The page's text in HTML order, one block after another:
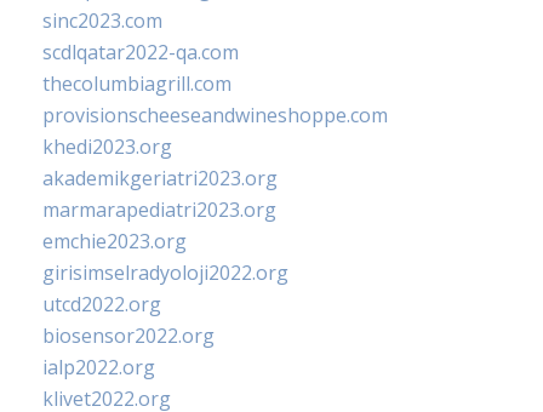
sinc2023.com
scdlqatar2022-qa.com
thecolumbiagrill.com
provisionscheeseandwineshoppe.com
khedi2023.org
akademikgeriatri2023.org
marmarapediatri2023.org
emchie2023.org
girisimselradyoloji2022.org
utcd2022.org
biosensor2022.org
ialp2022.org
klivet2022.org